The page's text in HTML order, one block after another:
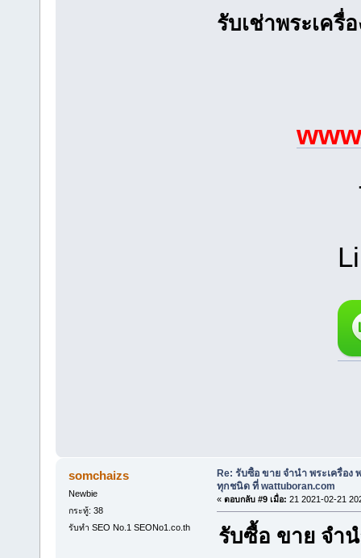
รับเช่าพระเครื่
somchaizs
Newbie
กระทู้: 38
รับทำ SEO No.1 SEONo1.co.th
Re: รับซื้อ ขาย จำนำ พระเครื่อง
ทุกชนิด ที่ wattuboran.com
« ตอบกลับ #9 เมื่อ: 21 2021-02-21
รับซื้อ ขาย จำ